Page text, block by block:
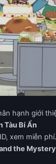
hạnh giới
Tàu Bí Ẩn
xem miễn
the